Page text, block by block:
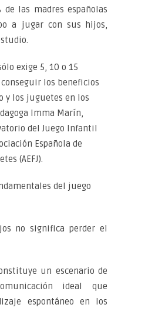
de las madres españolas
a jugar con sus hijos,
exige 5, 10 o 15
los beneficios
y los juguetes en los
Imma Marín,
del Juego Infantil
Española de
(AEFJ).
del juego
no significa perder el
un escenario de
ideal que
espontáneo en los